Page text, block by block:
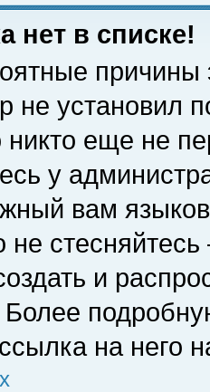
нет в списке!
причины
не установил
никто еще не
у
вам
не
и
на него